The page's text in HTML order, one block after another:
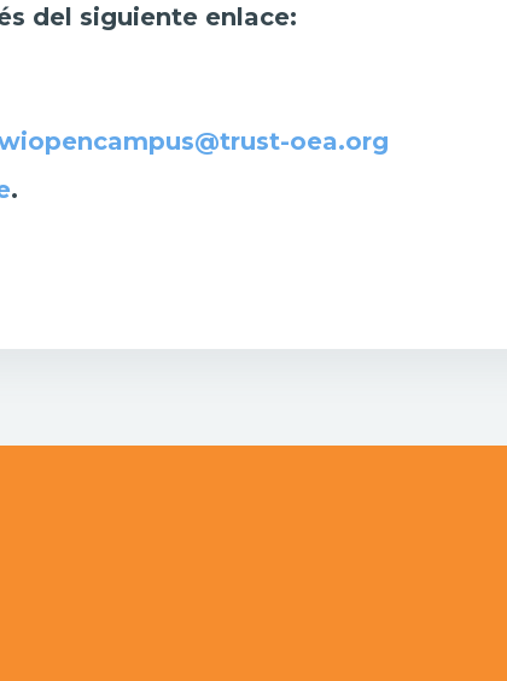
del siguiente enlace:
oea.org
.